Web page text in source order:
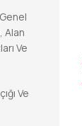
Alan
Ve
Ve